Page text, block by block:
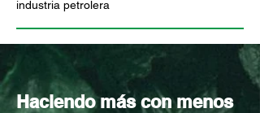
industria petrolera
Haciendo más con menos